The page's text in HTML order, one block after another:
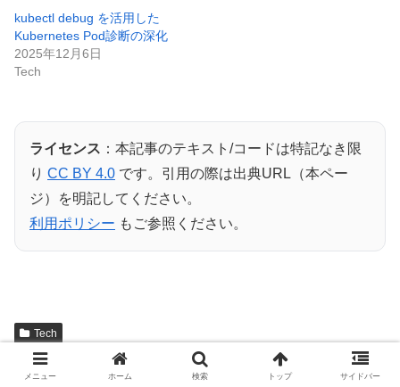
kubectl debug を活用した
Kubernetes Pod診断の深化
2025年12月6日
Tech
ライセンス ：本記事のテキスト/コードは特記なき限
り CC BY 4.0 です。引用の際は出典URL（本ペー
ジ）を明記してください。
利用ポリシー もご参照ください。
Tech
シェアする
メニュー ホーム 検索 トップ サイドバー